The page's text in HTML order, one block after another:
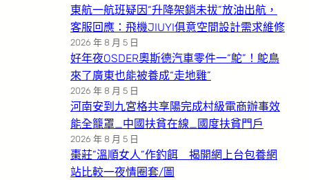
東航一航班疑因“升降架銷未拔”放油出航，
客服回應：飛機JIUYI俱意空間設計需求維修
2026 年 8 月 5 日
好年夜OSDER奧斯德汽車零件一“鴕”！鴕鳥
來了廣東也能被養成“走地雞”
2026 年 8 月 5 日
河南安到九宮格共享陽完成村級電商辦事效
能全籠罩_中國扶貧在線_國度扶貧門戶
2026 年 8 月 5 日
棗莊”溫順女人”作釣餌 揭開網上台包養網
站比較一夜情圈套/圖